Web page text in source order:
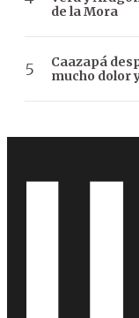
de la Mora
Caazapá
mucho dolor